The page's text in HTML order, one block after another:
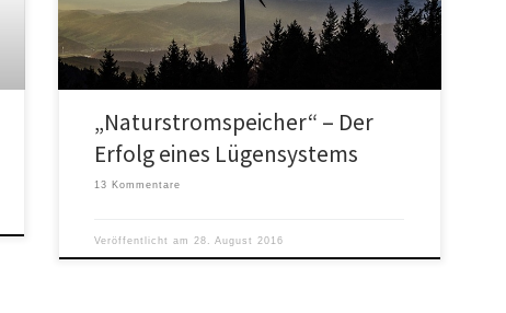
„Naturstromspeicher“ – Der
Erfolg eines Lügensystems
13 Kommentare
Veröffentlicht am28. August 2016